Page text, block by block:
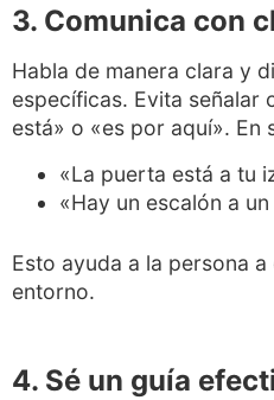
3. Comunica con
Habla de manera clara y
específicas. Evita señalar
está» o «es por aquí». En
«La puerta está a tu
«Hay un escalón a
Esto ayuda a la persona
entorno.
4. Sé un guía